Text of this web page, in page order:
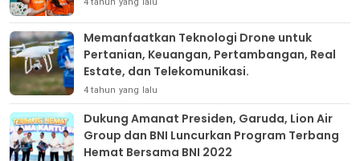
4 tahun yang lalu
Memanfaatkan Teknologi Drone untuk
Pertanian, Keuangan, Pertambangan, Real
Estate, dan Telekomunikasi.
4 tahun yang lalu
Dukung Amanat Presiden, Garuda, Lion Air
Group dan BNI Luncurkan Program Terbang
Hemat Bersama BNI 2022